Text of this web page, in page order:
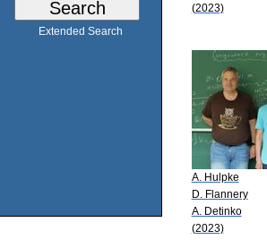
Extended Search
(2023)
A. Hulpke
D. Flannery
A. Detinko
(2023)